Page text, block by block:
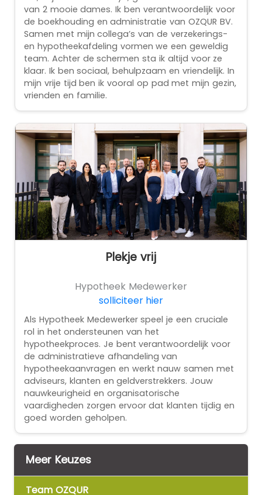
van 2 mooie dames. Ik ben verantwoordelijk voor
de boekhouding en administratie van OZQUR BV.
Samen met mijn collega’s van de verzekerings-
en hypotheekafdeling vormen we een geweldig
team. Achter de schermen sta ik altijd voor ze
klaar. Ik ben sociaal, behulpzaam en vriendelijk. In
mijn vrije tijd ben ik vooral op pad met mijn gezin,
vrienden en familie.
Plekje vrij
Hypotheek Medewerker
solliciteer hier
Als Hypotheek Medewerker speel je een cruciale
rol in het ondersteunen van het
hypotheekproces. Je bent verantwoordelijk voor
de administratieve afhandeling van
hypotheekaanvragen en werkt nauw samen met
adviseurs, klanten en geldverstrekkers. Jouw
nauwkeurigheid en organisatorische
vaardigheden zorgen ervoor dat klanten tijdig en
goed worden geholpen.
Meer Keuzes
Team OZQUR